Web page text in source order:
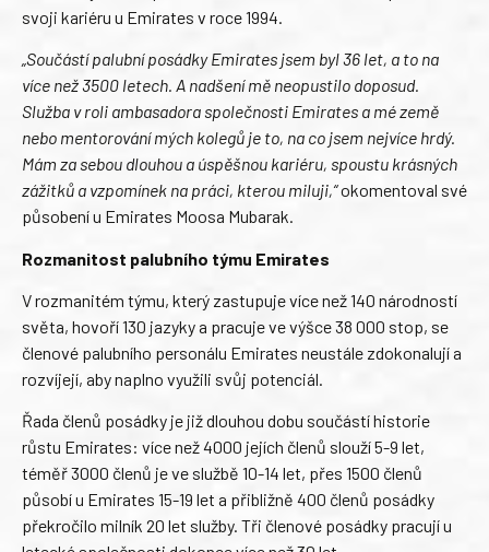
svoji kariéru u Emirates v roce 1994.
„Součástí palubní posádky Emirates jsem byl 36 let, a to na
více než 3500 letech. A nadšení mě neopustilo doposud.
Služba v roli ambasadora společnosti Emirates a mé země
nebo mentorování mých kolegů je to, na co jsem nejvíce hrdý.
Mám za sebou dlouhou a úspěšnou kariéru, spoustu krásných
zážitků a vzpomínek na práci, kterou miluji,“okomentoval své
působení u Emirates Moosa Mubarak.
Rozmanitost palubního týmu Emirates
V rozmanitém týmu, který zastupuje více než 140 národností
světa, hovoří 130 jazyky a pracuje ve výšce 38 000 stop, se
členové palubního personálu Emirates neustále zdokonalují a
rozvíjejí, aby naplno využili svůj potenciál.
Řada členů posádky je již dlouhou dobu součástí historie
růstu Emirates: více než 4000 jejích členů slouží 5-9 let,
téměř 3000 členů je ve službě 10-14 let, přes 1500 členů
působí u Emirates 15-19 let a přibližně 400 členů posádky
překročilo milník 20 let služby. Tři členové posádky pracují u